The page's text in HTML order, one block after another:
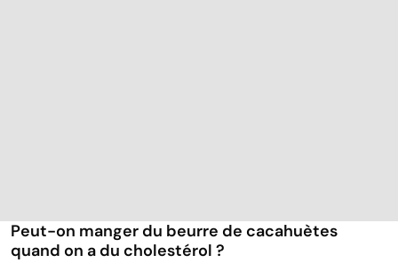
Peut-on manger du beurre de cacahuètes
quand on a du cholestérol ?